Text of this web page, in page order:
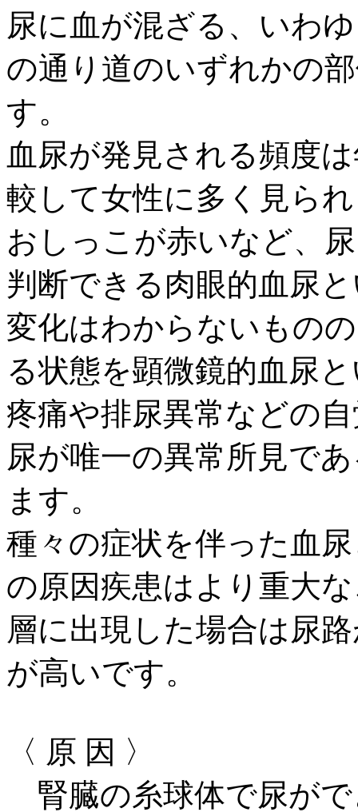
尿に血が混ざる、いわ
の通り道のいずれかの
す。
血尿が発見される頻度
較して女性に多く見ら
おしっこが赤いなど、
判断できる肉眼的血尿
変化はわからないもの
る状態を顕微鏡的血尿
疼痛や排尿異常などの
尿が唯一の異常所見で
ます。
種々の症状を伴った血
の原因疾患はより重大
層に出現した場合は尿
が高いです。
〈 原 因 〉
腎臓の糸球体で尿が